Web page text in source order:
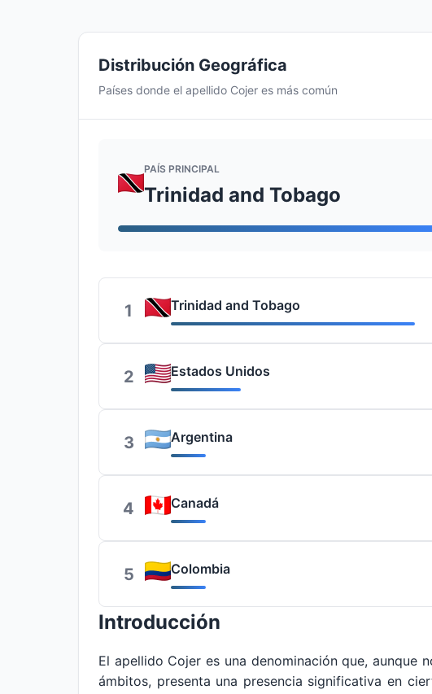
Distribución Geográfica
Países donde el apellido Cojer es más común
PAÍS PRINCIPAL
Trinidad and Tobago
1 Trinidad and Tobago
2 Estados Unidos
3 Argentina
4 Canadá
5 Colombia
Introducción
El apellido Cojer es una denominación que, aunque
ámbitos, presenta una presencia significativa en